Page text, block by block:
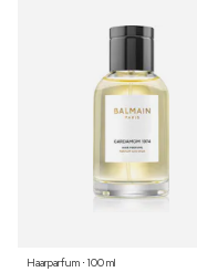
Haarparfum ⋅ 100 ml